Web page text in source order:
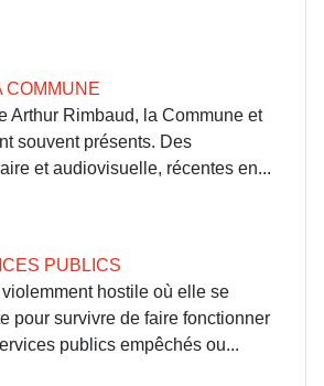
COMMUNE
Arthur Rimbaud, la Commune et
souvent présents. Des
et audiovisuelle, récentes en...
PUBLICS
hostile où elle se
pour survivre de faire fonctionner
publics empêchés ou...